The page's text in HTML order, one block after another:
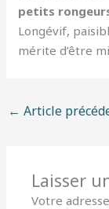
petits
Longévif,
mérite d’être
← Article
Laisser
Votre